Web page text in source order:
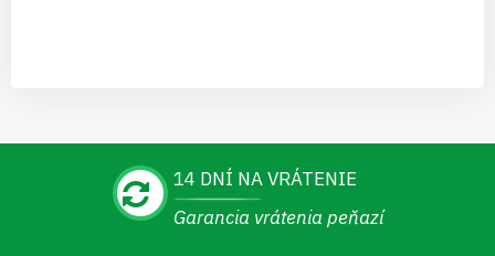
14 DNÍ NA VRÁTENIE
Garancia vrátenia peňazí